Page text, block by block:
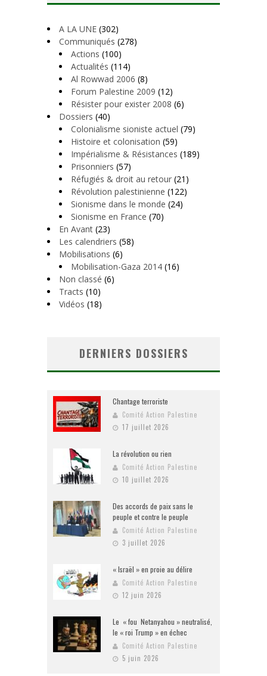
A LA UNE (302)
Communiqués (278)
Actions (100)
Actualités (114)
Al Rowwad 2006 (8)
Forum Palestine 2009 (12)
Résister pour exister 2008 (6)
Dossiers (40)
Colonialisme sioniste actuel (79)
Histoire et colonisation (59)
Impérialisme & Résistances (189)
Prisonniers (57)
Réfugiés & droit au retour (21)
Révolution palestinienne (122)
Sionisme dans le monde (24)
Sionisme en France (70)
En Avant (23)
Les calendriers (58)
Mobilisations (6)
Mobilisation-Gaza 2014 (16)
Non classé (6)
Tracts (10)
Vidéos (18)
DERNIERS DOSSIERS
Chantage terroriste
Comité Action Palestine
17 juillet 2026
La révolution ou rien
Comité Action Palestine
10 juillet 2026
Des accords de paix sans le
peuple et contre le peuple
Comité Action Palestine
3 juillet 2026
« Israël » en proie au délire
Comité Action Palestine
12 juin 2026
Le « fou Netanyahou » neutralisé,
le « roi Trump » en échec
Comité Action Palestine
5 juin 2026